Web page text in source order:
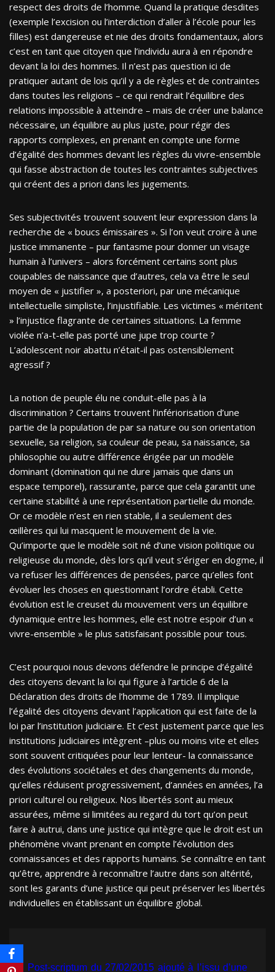
respect des droits de l’homme. Quand la pratique desdites
(exemple l’excision ou l’interdiction d’aller à l’école pour les
filles) est dangereuse et nie des droits fondamentaux, alors
c’est en tant que citoyen que l’individu aura à en répondre
devant la loi des hommes. Il n’est pas question ici de
pratiquer autant de lois qu’il y a de règles et de contraintes
dans toutes les religions – ce qui rendrait l’équilibre des
relations impossible à atteindre – mais de créer une balance
nécessaire, un équilibre au plus juste, pour régir des
rapports complexes, en prenant en compte une forme
d’égalité des hommes devant les règles du vivre-ensemble
qui fasse abstraction de toutes les contraintes subjectives
qui créent des a priori dans les jugements.
Ses subjectivités trouvent souvent leur expression dans la
recherche de « boucs émissaires ». Si l’on veut croire à une
justice immanente – pur fantasme pour donner un visage
humain à l’univers – alors forcément certains sont plus
coupables de naissance que d’autres, cela va être le seul
moyen de « justifier », a posteriori, par une mécanique
intellectuelle simpliste, l’injustifiable. Les victimes « méritent
» l’injustice flagrante de certaines situations. La femme
violée n’a-t-elle pas porté une jupe trop courte ?
L’adolescent noir abattu n’était-il pas ostensiblement
agressif ?
La notion de peuple élu ne conduit-elle pas à la
discrimination ? Certains trouvent l’infériorisation d’une
partie de la population de par sa nature ou son orientation
sexuelle, sa religion, sa couleur de peau, sa naissance, sa
philosophie ou autre différence érigée par un modèle
dominant (domination qui ne dure jamais que dans un
espace temporel), rassurante, parce que cela garantit une
certaine stabilité à une représentation partielle du monde.
Or ce modèle n’est en rien stable, il a seulement des
œillères qui lui masquent le mouvement de la vie.
Qu’importe que le modèle soit né d’une vision politique ou
religieuse du monde, dès lors qu’il veut s’ériger en dogme, il
va refuser les différences de pensées, parce qu’elles font
évoluer les choses en questionnant l’ordre établi. Cette
évolution est le creuset du mouvement vers un équilibre
dynamique entre les hommes, elle est notre espoir d’un «
vivre-ensemble » le plus satisfaisant possible pour tous.
C’est pourquoi nous devons défendre le principe d’égalité
des citoyens devant la loi qui figure à l’article 6 de la
Déclaration des droits de l’homme de 1789. Il implique
l’égalité des citoyens devant l’application qui est faite de la
loi par l’institution judiciaire. Et c’est justement parce que les
institutions judiciaires intègrent –plus ou moins vite et elles
sont souvent critiquées pour leur lenteur- la connaissance
des évolutions sociétales et des changements du monde,
qu’elles réduisent progressivement, d’années en années, l’a
priori culturel ou religieux. Nos libertés sont au mieux
assurées, même si limitées au regard du tort qu’on peut
faire à autrui, dans une justice qui intègre que le droit est un
phénomène vivant prenant en compte l’évolution des
connaissances et des rapports humains. Se connaître en tant
qu’être, apprendre à reconnaître l’autre dans son altérité,
sont les garants d’une justice qui peut préserver les libertés
individuelles en établissant un équilibre global.
Post-scriptum du 27/02/2015 ajouté à l’issu d’une